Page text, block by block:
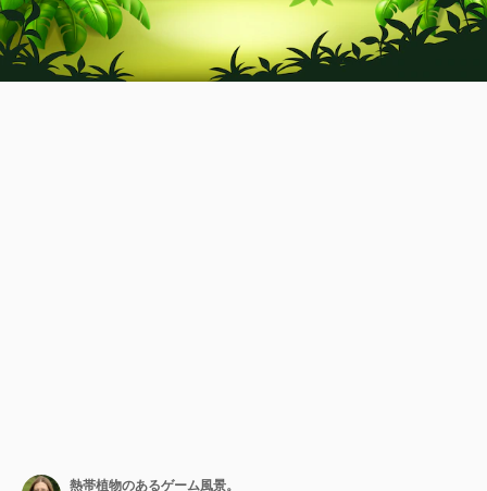
熱帯植物のあるゲーム風景。